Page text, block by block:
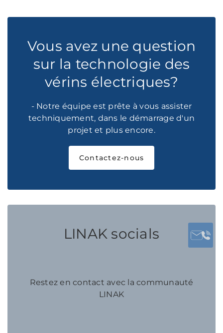
Vous avez une question
sur la technologie des
vérins électriques?
- Notre équipe est prête à vous assister
techniquement, dans le démarrage d'un
projet et plus encore.
Contactez-nous
LINAK socials
Restez en contact avec la communauté
LINAK